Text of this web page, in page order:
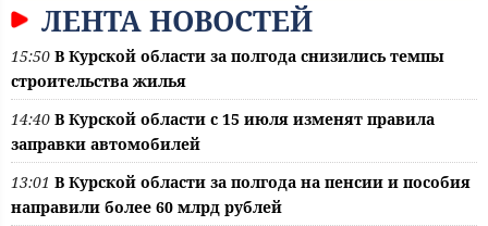
ЛЕНТА НОВОСТЕЙ
15:50 В Курской области за полгода снизились темпы
строительства жилья
14:40 В Курской области с 15 июля изменят правила
заправки автомобилей
13:01 В Курской области за полгода на пенсии и пособия
направили более 60 млрд рублей